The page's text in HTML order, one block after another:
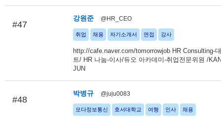
#47
강원준 @HR_CEO
취업 채용 자기소개서 면접 강사
http://cafe.naver.com/tomorrowjob HR Consulting-
트/ HR 나눔-이사/듀오 아카데미-취업전문위원 /
JUN
#48
박병규 @juju0083
모다정보통신 호서대학교 여행 인사 채용